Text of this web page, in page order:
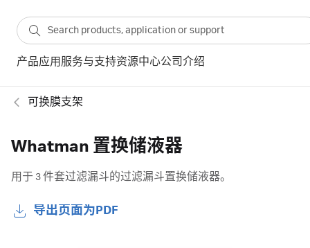
产品应用 服务与支持资源中心公司介绍
可换膜支架
Whatman 置换储液器
用于 3 件套过滤漏斗的过滤漏斗置换储液器。
导出页面为PDF